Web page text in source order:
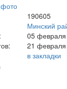
190605
Минский
05
21
в закладки